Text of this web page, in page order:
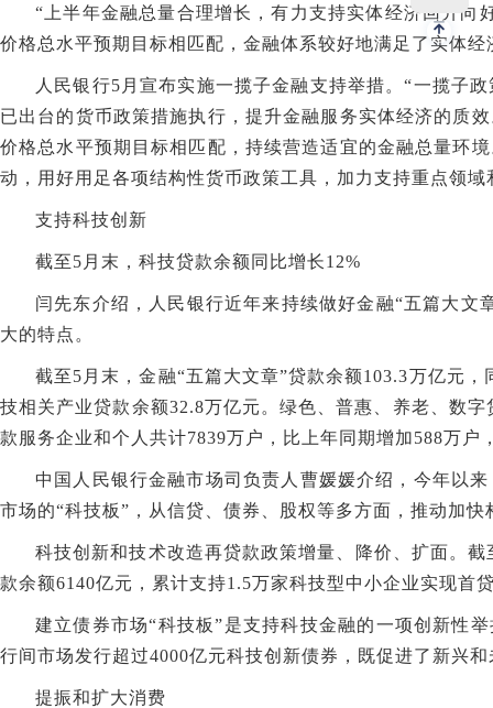
“上半年金融总量合理增长，有力支持实体经济回升
价格总水平预期目标相匹配，金融体系较好地满足了实体
人民银行5月宣布实施一揽子金融支持举措。“一揽子
已出台的货币政策措施执行，提升金融服务实体经济的质
价格总水平预期目标相匹配，持续营造适宜的金融总量环
动，用好用足各项结构性货币政策工具，加力支持重点领域
支持科技创新
截至5月末，科技贷款余额同比增长12%
闫先东介绍，人民银行近年来持续做好金融“五篇大
大的特点。
截至5月末，金融“五篇大文章”贷款余额103.3万亿元
技相关产业贷款余额32.8万亿元。绿色、普惠、养老、数
款服务企业和个人共计7839万户，比上年同期增加588万
中国人民银行金融市场司负责人曹媛媛介绍，今年以
市场的“科技板”，从信贷、债券、股权等多方面，推动加
科技创新和技术改造再贷款政策增量、降价、扩面。
款余额6140亿元，累计支持1.5万家科技型中小企业实现首
建立债券市场“科技板”是支持科技金融的一项创新性
行间市场发行超过4000亿元科技创新债券，既促进了新兴
提振和扩大消费